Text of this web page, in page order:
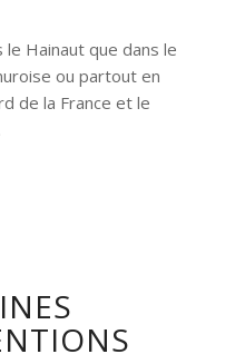
le Hainaut que dans le
ou partout en
de la France et le